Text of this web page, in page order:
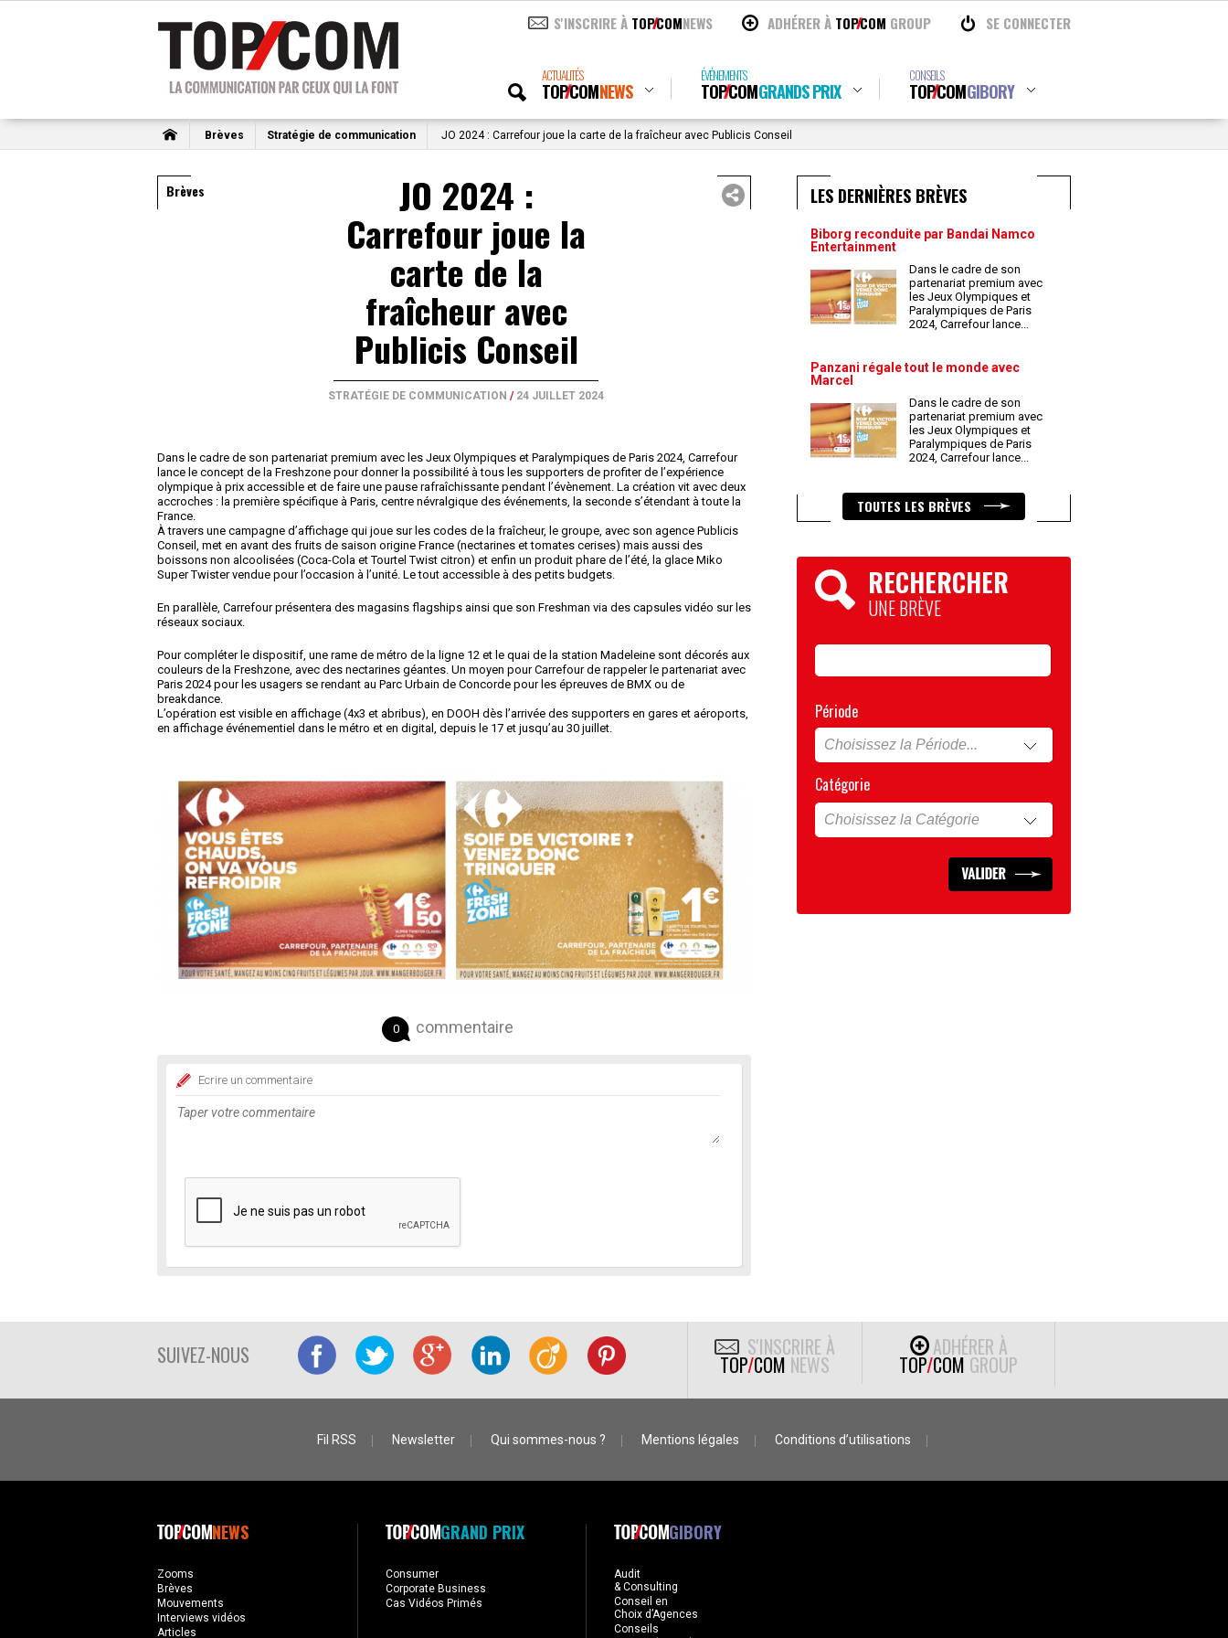
S'INSCRIRE À TOPCOMNEWS ADHÉRER À TOPCOM GROUP SE CONNECTER
ACTUALITÉS
TOPCOMNEWS
ÉVÉNEMENTS
TOPCOMGRANDS PRIX
CONSEILS
TOPCOMGIBORY
Brèves Stratégie de communication JO 2024 : Carrefour joue la carte de la fraîcheur avec Publicis Conseil
Brèves JO 2024 :
Carrefour joue la
carte de la
fraîcheur avec
Publicis Conseil
STRATÉGIE DE COMMUNICATION / 24 JUILLET 2024
Dans le cadre de son partenariat premium avec les Jeux Olympiques et Paralympiques de Paris 2024, Carrefour
lance le concept de la Freshzone pour donner la possibilité à tous les supporters de profiter de l’expérience
olympique à prix accessible et de faire une pause rafraîchissante pendant l’évènement. La création vit avec deux
accroches : la première spécifique à Paris, centre névralgique des événements, la seconde s’étendant à toute la
France.
À travers une campagne d’affichage qui joue sur les codes de la fraîcheur, le groupe, avec son agence Publicis
Conseil, met en avant des fruits de saison origine France (nectarines et tomates cerises) mais aussi des
boissons non alcoolisées (Coca-Cola et Tourtel Twist citron) et enfin un produit phare de l’été, la glace Miko
Super Twister vendue pour l’occasion à l’unité. Le tout accessible à des petits budgets.
En parallèle, Carrefour présentera des magasins flagships ainsi que son Freshman via des capsules vidéo sur les
réseaux sociaux.
Pour compléter le dispositif, une rame de métro de la ligne 12 et le quai de la station Madeleine sont décorés aux
couleurs de la Freshzone, avec des nectarines géantes. Un moyen pour Carrefour de rappeler le partenariat avec
Paris 2024 pour les usagers se rendant au Parc Urbain de Concorde pour les épreuves de BMX ou de
breakdance.
L’opération est visible en affichage (4x3 et abribus), en DOOH dès l’arrivée des supporters en gares et aéroports,
en affichage événementiel dans le métro et en digital, depuis le 17 et jusqu’au 30 juillet.
0 commentaire
Ecrire un commentaire
LES DERNIÈRES BRÈVES
Biborg reconduite par Bandai Namco
Entertainment
Dans le cadre de son
partenariat premium avec
les Jeux Olympiques et
Paralympiques de Paris
2024, Carrefour lance...
Panzani régale tout le monde avec
Marcel
Dans le cadre de son
partenariat premium avec
les Jeux Olympiques et
Paralympiques de Paris
2024, Carrefour lance...
TOUTES LES BRÈVES
RECHERCHER
UNE BRÈVE
Période
Catégorie
SUIVEZ-NOUS S'INSCRIRE À
TOP/COM NEWS
ADHÉRER À
TOP/COM GROUP
Fil RSS Newsletter Qui sommes-nous ? Mentions légales Conditions d’utilisations
NEWS
Zooms
Brèves
Mouvements
Interviews vidéos
Articles
GRAND PRIX
Consumer
Corporate Business
Cas Vidéos Primés
GIBORY
Audit
& Consulting
Conseil en
Choix d’Agences
Conseils